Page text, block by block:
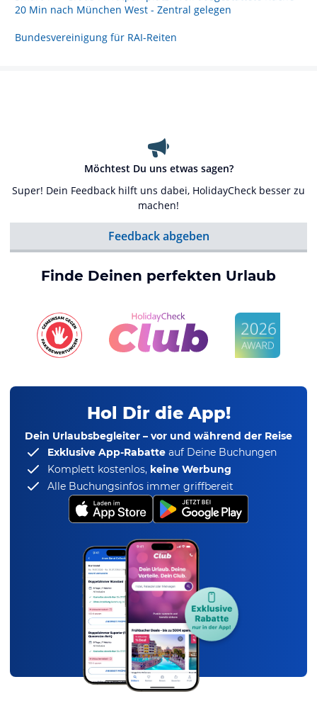
20 Min nach München West - Zentral gelegen
Bundesvereinigung für RAI-Reiten
Möchtest Du uns etwas sagen?
Super! Dein Feedback hilft uns dabei, HolidayCheck besser zu
machen!
Feedback abgeben
Finde Deinen perfekten Urlaub
Hol Dir die App!
Dein Urlaubsbegleiter – vor und während der Reise
Exklusive App-Rabatte auf Deine Buchungen
Komplett kostenlos, keine Werbung
Alle Buchungsinfos immer griffbereit